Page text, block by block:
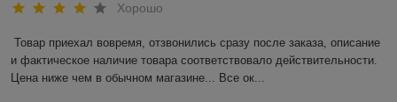
Хорошо
Товар приехал вовремя, отзвонились сразу после заказа, описание
и фактическое наличие товара соответствовало действительности.
Цена ниже чем в обычном магазине... Все ок...